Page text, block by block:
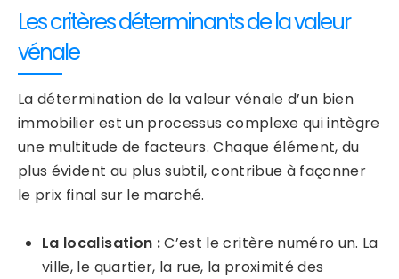
Les critères déterminants de la valeur
vénale
La détermination de la valeur vénale d’un bien
immobilier est un processus complexe qui intègre
une multitude de facteurs. Chaque élément, du
plus évident au plus subtil, contribue à façonner
le prix final sur le marché.
La localisation :C’est le critère numéro un. La
ville, le quartier, la rue, la proximité des